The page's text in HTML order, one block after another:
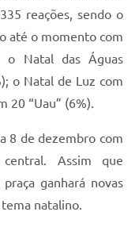
reações, sendo o
até o momento com
o Natal das Águas
o Natal de Luz com
20 “Uau” (6%).
8 de dezembro com
central. Assim que
ganhará novas
natalino.